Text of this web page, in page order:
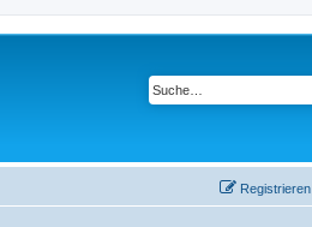
Registrieren